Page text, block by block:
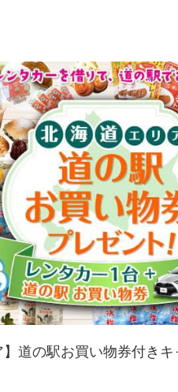
】道の駅お買い物券付き